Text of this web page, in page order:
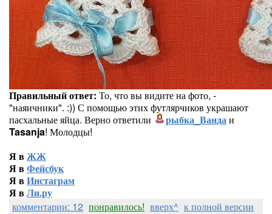
Правильный ответ: То, что вы видите на фото, -
"наяичники". :)) С помощью этих футлярчиков украшают
пасхальные яйца. Верно ответили
рыбка_Вандаи
Tasanja! Молодцы!
Я вЖЖ
Я вФейсбук
Я вИнстаграм
Я вЛи.ру
комментарии: 12 понравилось! вверх^ к полной версии